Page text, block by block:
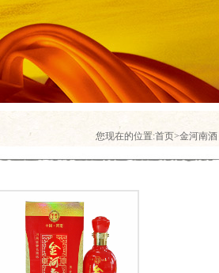
您现在的位置:首页>金河南酒